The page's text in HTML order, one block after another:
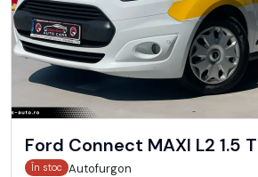
Ford Connect MAXI L2 1.5
În stoc Autofurgon